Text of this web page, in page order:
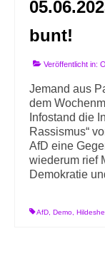
Info-Links
bunt!
Veröffentlicht in:
Jemand aus
dem
Infostand die
Rassismus“
AfD eine
wiederum rief
Demokratie
AfD Demo